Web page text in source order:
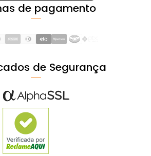
de pagamento
de Segurança